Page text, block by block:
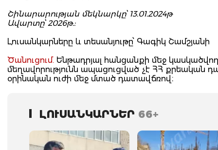
Շինարարության մեկնարկը՝ 13.01.2024թ
Ավարտը՝ 2026թ.:
Լուսանկարները և տեսանյութը՝ Գագիկ Շամշյանի
Ծանուցում. Ենթադրյալ հանցանքի մեջ
մեղավորությունն ապացուցված չէ ՀՀ քրեական
օրինական ուժի մեջ մտած դատավճռով։
ԼՈՒՍԱՆԿԱՐՆԵՐ 66+